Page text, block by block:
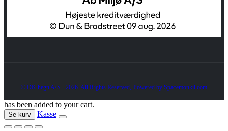
© DK.hegn A/S - 2026. All Rights Reserved, Powered by Spacemonkii.com
has been added to your cart.
Se kurv Kasse